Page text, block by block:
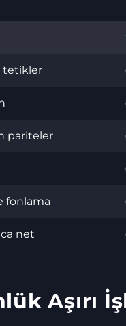
tetikler
pariteler
fonlama
net
Aşırı